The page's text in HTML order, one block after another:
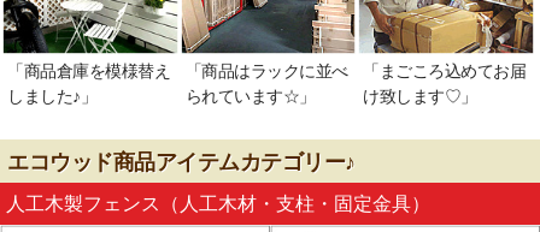
「商品倉庫を模様替え
しました♪」
「商品はラックに並べ
られています☆」
「まごころ込めてお届
け致します♡」
エコウッド商品アイテムカテゴリー♪
人工木製フェンス（人工木材・支柱・固定金具）